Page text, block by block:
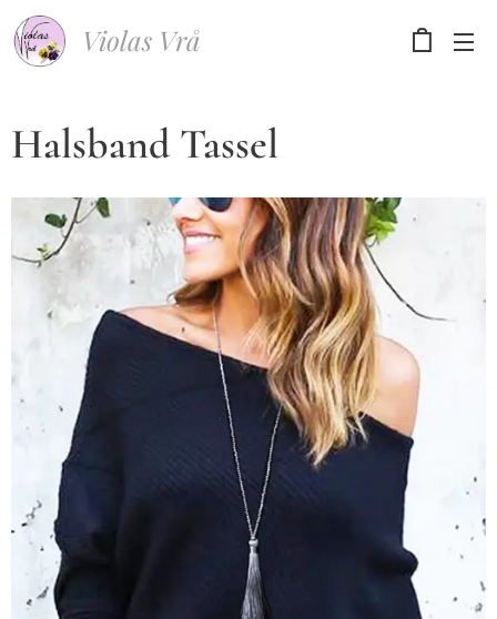
Violas Vrå
Halsband Tassel